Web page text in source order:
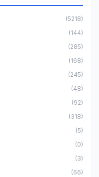
(5218)
(144)
(285)
(168)
(245)
(48)
(92)
(318)
(5)
(0)
(3)
(66)